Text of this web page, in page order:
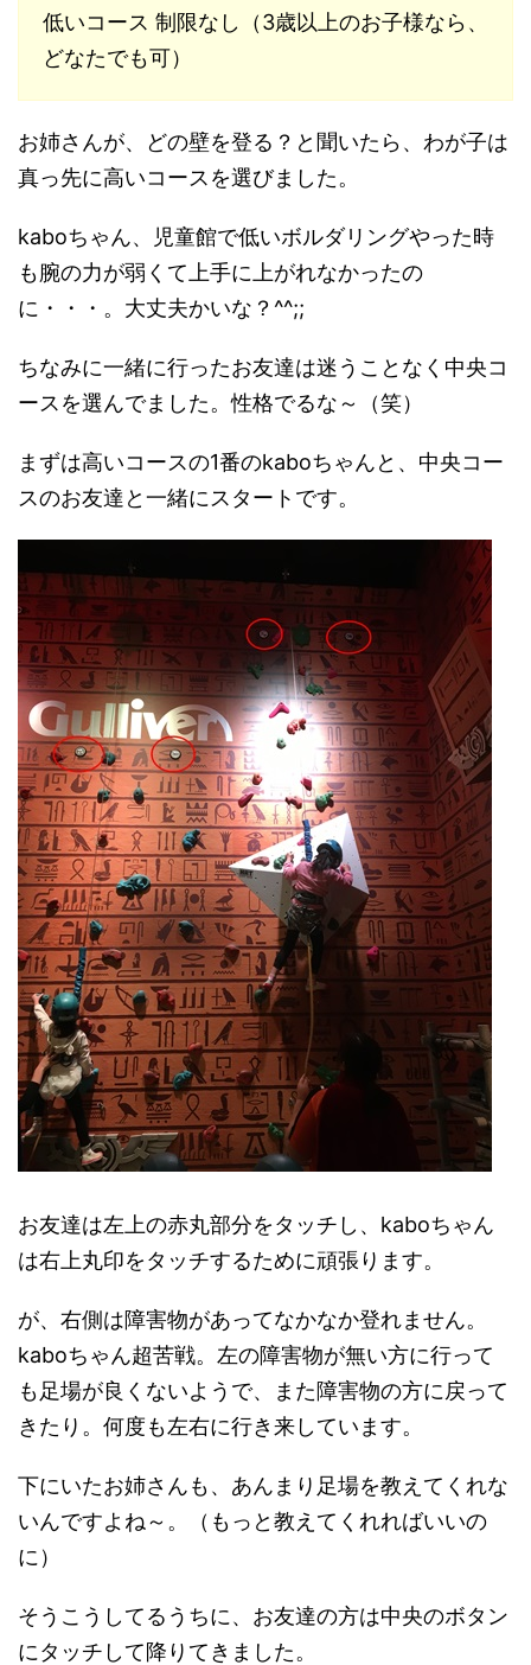
低いコース 制限なし（3歳以上のお子様なら、
どなたでも可）
お姉さんが、どの壁を登る？と聞いたら、わが子は
真っ先に高いコースを選びました。
kaboちゃん、児童館で低いボルダリングやった時
も腕の力が弱くて上手に上がれなかったの
に・・・。大丈夫かいな？^^;;
ちなみに一緒に行ったお友達は迷うことなく中央コ
ースを選んでました。性格でるな～（笑）
まずは高いコースの1番のkaboちゃんと、中央コー
スのお友達と一緒にスタートです。
お友達は左上の赤丸部分をタッチし、kaboちゃん
は右上丸印をタッチするために頑張ります。
が、右側は障害物があってなかなか登れません。
kaboちゃん超苦戦。左の障害物が無い方に行って
も足場が良くないようで、また障害物の方に戻って
きたり。何度も左右に行き来しています。
下にいたお姉さんも、あんまり足場を教えてくれな
いんですよね～。（もっと教えてくれればいいの
に）
そうこうしてるうちに、お友達の方は中央のボタン
にタッチして降りてきました。